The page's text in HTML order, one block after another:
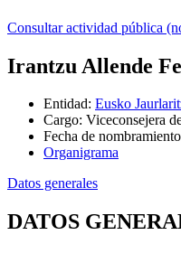
Consultar actividad pública
Irantzu Allende
Entidad: Eusko
Cargo: Viceconsejera
Fecha de nombramiento
Organigrama
Datos generales
DATOS